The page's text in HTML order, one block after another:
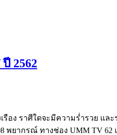
2562
รือง ราศีใดจะมีความร่ำรวย แล
พยากรณ์ ทางช่อง UMM TV 62